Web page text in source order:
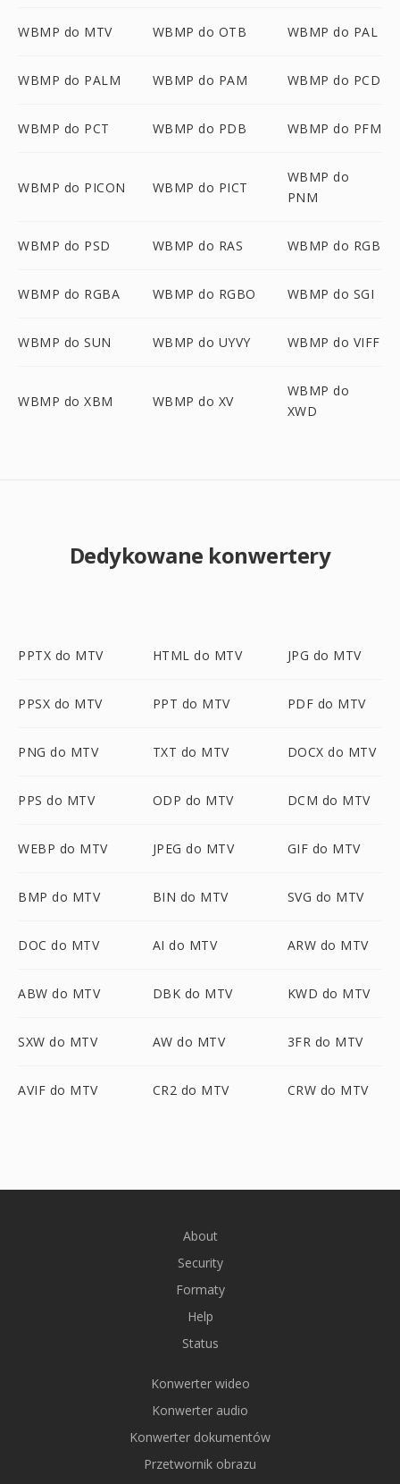
WBMP do MTV WBMP do OTB WBMP do PAL
WBMP do PALM WBMP do PAM WBMP do PCD
WBMP do PCT WBMP do PDB WBMP do PFM
WBMP do PICON WBMP do PICT
WBMP do
PNM
WBMP do PSD WBMP do RAS WBMP do RGB
WBMP do RGBA WBMP do RGBO WBMP do SGI
WBMP do SUN WBMP do UYVY WBMP do VIFF
WBMP do XBM WBMP do XV
WBMP do
XWD
Dedykowane konwertery
PPTX do MTV HTML do MTV JPG do MTV
PPSX do MTV PPT do MTV PDF do MTV
PNG do MTV TXT do MTV DOCX do MTV
PPS do MTV ODP do MTV DCM do MTV
WEBP do MTV JPEG do MTV GIF do MTV
BMP do MTV BIN do MTV SVG do MTV
DOC do MTV AI do MTV ARW do MTV
ABW do MTV DBK do MTV KWD do MTV
SXW do MTV AW do MTV 3FR do MTV
AVIF do MTV CR2 do MTV CRW do MTV
About
Security
Formaty
Help
Status
Konwerter wideo
Konwerter audio
Konwerter dokumentów
Przetwornik obrazu